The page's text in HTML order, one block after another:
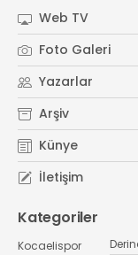
Web TV
Foto Galeri
Yazarlar
Arşiv
Künye
İletişim
Kategoriler
Kocaelispor